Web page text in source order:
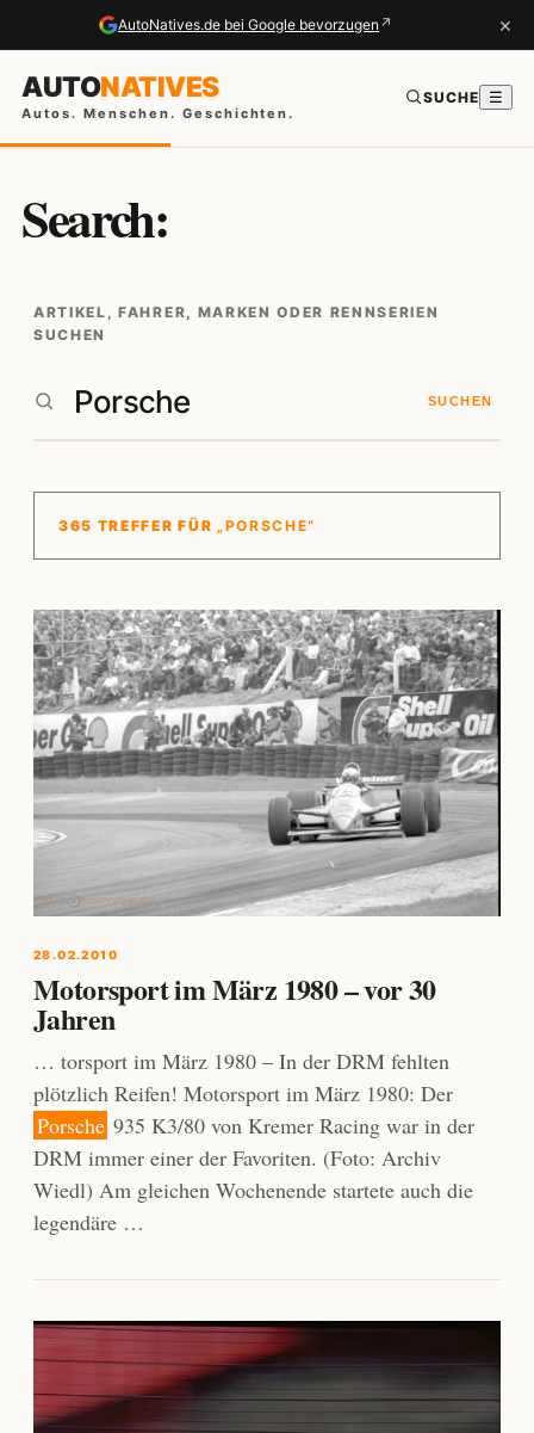
AutoNatives.de bei Google bevorzugen ↗ ×
AUTONATIVES
Autos. Menschen. Geschichten.
SUCHE ☰
Search:
ARTIKEL, FAHRER, MARKEN ODER RENNSERIEN
SUCHEN
SUCHEN
365 TREFFER FÜR „PORSCHE“
28.02.2010
Motorsport im März 1980 – vor 30
Jahren
… torsport im März 1980 – In der DRM fehlten
plötzlich Reifen! Motorsport im März 1980: Der
Porsche 935 K3/80 von Kremer Racing war in der
DRM immer einer der Favoriten. (Foto: Archiv
Wiedl) Am gleichen Wochenende startete auch die
legendäre …